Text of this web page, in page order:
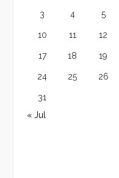
3 4 5
10 11 12
17 18 19
24 25 26
31
« Jul